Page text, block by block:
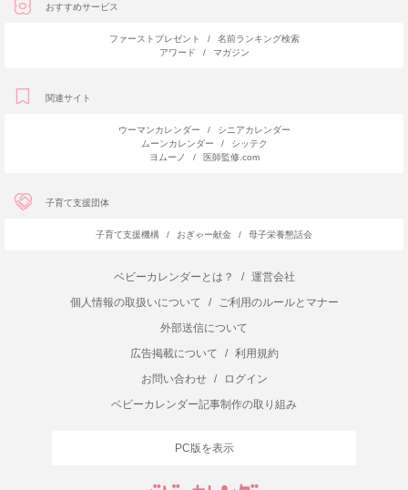
おすすめサービス
ファーストプレゼント /
名前ランキング検索
アワード
/ マガジン
関連サイト
ウーマンカレンダー /
シニアカレンダー
ムーンカレンダー
/
シッテク
ヨムーノ
/ 医師監修.com
子育て支援団体
子育て支援機構 / おぎゃー献金 / 母子栄養懇話会
ベビーカレンダーとは？ /
運営会社
個人情報の取扱いについて
/
ご利用のルールとマナー
外部送信について
広告掲載について
/
利用規約
お問い合わせ
/
ログイン
ベビーカレンダー記事制作の取り組み
PC版を表示